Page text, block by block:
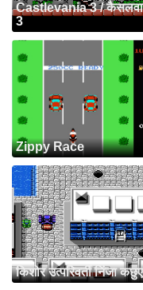
Castlevania 3 /
3
Zippy Race
किशोर उत्परिवर्ती निंजा कछुए